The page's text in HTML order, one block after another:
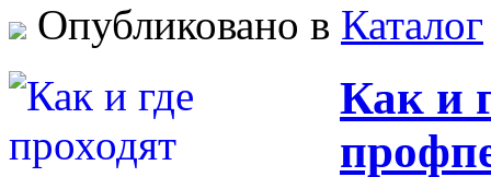
Опубликовано в Каталог
Как и